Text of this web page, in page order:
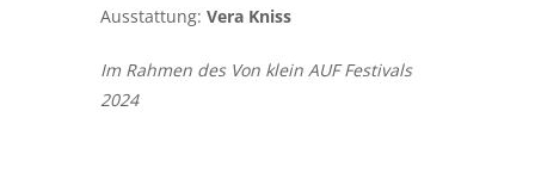
Ausstattung: Vera Kniss
Im Rahmen des Von klein AUF Festivals
2024